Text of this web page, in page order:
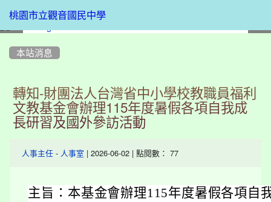
桃園市立觀音國民中學
本站消息
轉知-財團法人台灣省中小學校教職員福利
文教基金會辦理115年度暑假各項自我成
長研習及國外參訪活動
人事主任 - 人事室 | 2026-06-02 | 點閱數： 77
主旨： 本基金會辦理115年度暑假各項自